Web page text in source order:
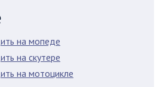
на мопеде
на скутере
на мотоцикле